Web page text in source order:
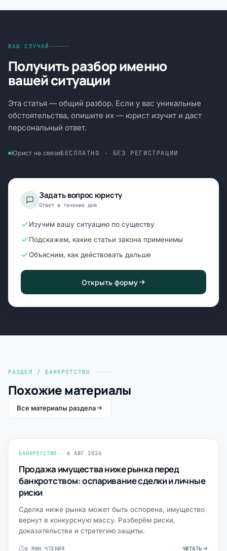
ВАШ СЛУЧАЙ
Получить разбор именно
вашей ситуации
Эта статья — общий разбор. Если у вас уникальные
обстоятельства, опишите их — юрист изучит и даст
персональный ответ.
Юрист на связиБЕСПЛАТНО · БЕЗ РЕГИСТРАЦИИ
Задать вопрос юристу
Ответ в течение дня
Изучим вашу ситуацию по существу
Подскажем, какие статьи закона применимы
Объясним, как действовать дальше
Открыть форму
РАЗДЕЛ / БАНКРОТСТВО
Похожие материалы
Все материалы раздела
БАНКРОТСТВО 6 АВГ 2026
Продажа имущества ниже рынка перед
банкротством: оспаривание сделки и личные
риски
Сделка ниже рынка может быть оспорена, имущество
вернут в конкурсную массу. Разберём риски,
доказательства и стратегию защиты.
6 МИН ЧТЕНИЯ ЧИТАТЬ